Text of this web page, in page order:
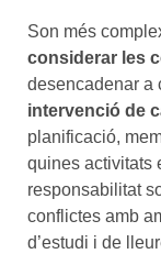
Son més
considerar les
desencadenar a
intervenció de
planificació,
quines activitats
responsabilitat
conflictes amb
d’estudi i de